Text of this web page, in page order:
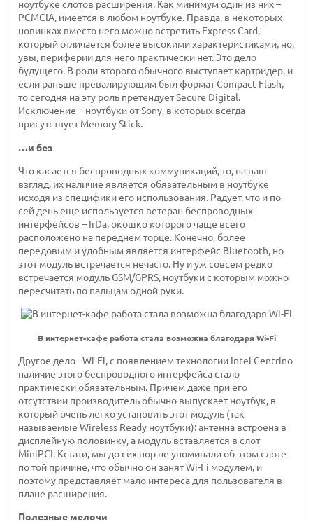
ноутбуке слотов расширения. Как минимум один из них –
PCMCIA, имеется в любом ноутбуке. Правда, в некоторых
новинках вместо него можно встретить Express Card,
который отличается более высокими характеристиками, но,
увы, периферии для него практически нет. Это дело
будущего. В роли второго обычного выступает картридер, и
если раньше превалирующим был формат Compact Flash,
то сегодня на эту роль претендует Secure Digital.
Исключение – ноутбуки от Sony, в которых всегда
присутствует Memory Stick.
…и без
Что касается беспроводных коммуникаций, то, на наш
взгляд, их наличие является обязательным в ноутбуке
исходя из специфики его использования. Радует, что и по
сей день еще используется ветеран беспроводных
интерфейсов – IrDa, окошко которого чаще всего
расположено на переднем торце. Конечно, более
передовым и удобным является интерфейс Bluetooth, но
этот модуль встречается нечасто. Ну и уж совсем редко
встречается модуль GSM/GPRS, ноутбуки с которым можно
пересчитать по пальцам одной руки.
В интернет-кафе работа стала возможна благодаря Wi-Fi
Другое дело - Wi-Fi, с появлением технологии Intel Centrino
наличие этого беспроводного интерфейса стало
практически обязательным. Причем даже при его
отсутствии производитель обычно выпускает ноутбук, в
который очень легко установить этот модуль (так
называемые Wireless Ready ноутбуки): антенна встроена в
дисплейную половинку, а модуль вставляется в слот
MiniPCI. Кстати, мы до сих пор не упоминали об этом слоте
по той причине, что обычно он занят Wi-Fi модулем, и
поэтому представляет мало интереса для пользователя в
плане расширения.
Полезные мелочи